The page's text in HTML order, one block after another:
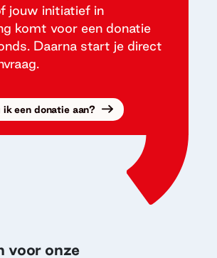
jouw initiatief in
komt voor een donatie
Daarna start je direct
ik een donatie aan?
voor onze